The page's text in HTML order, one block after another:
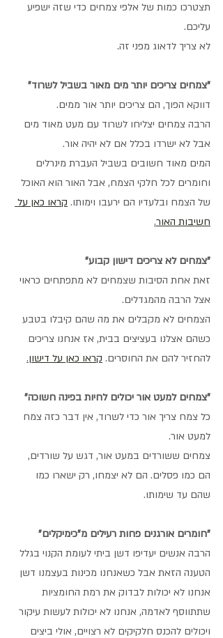
תצטרכו כמות של אלפי צמחים כדי שזה ישפיע
עליכם.
לא צריך לדאוג מפני זה.
"צמחים צריכים יותר מים מאור בשביל לשרוד"
דווקא הפוך, הם צריכים יותר אור ממים.
הרבה צמחים יצליחו לשרוד עם מעט מאוד מים
אבל לא ישרדו בכלל אם לא יהיה אור.
המים מאוד חשובים בשביל העברת מינרלים
וחומרים לכל חלקי הצמח, אבל האור הוא האוכל
של הצמח ובלעדיו הם ירעבו וימותו. קראו כאן על
חשיבות האור.
"צמחים לא צריכים דישון קבוע"
זאת אחת הסיבות שצמחים לא מתפתחים כראוי
אצל הרבה מהמגדלים.
הצמחים לא מקבלים את מה שהם קיבלו בטבע
כשהם אצלנו בעציצים בבית, אז אנחנו צריכים
להחזיר להם את החוסרים. קראו כאן על דישון.
"צמחים למעט אור יכולים לחיות בפינה חשוכה"
כל צמח צריך אור כדי לשרוד, אין דבר כזה צמח
למעט אור.
צמחים ששורדים במעט אור, דגש על שורדים,
הם כמו פסלים. הם לא יצמחו, רק ישארו כמו
שהם עד שימותו.
"חומרים אורגנים פחות רעילים מ"כימיקלים"
הרבה אנשים יעדיפו דשן ביתי לעומת הקנוי בגלל
הטענה הזאת אבל כשאנחנו מכינות בעצמנו דשן
אנחנו לא יכולות לבדוק את רמת החומציות
שתתווסף לאדמה, אנחנו לא יכולות לעשות עיקור
ויכולים להכנס חלקיקים לא רצויים, אולי ביצים